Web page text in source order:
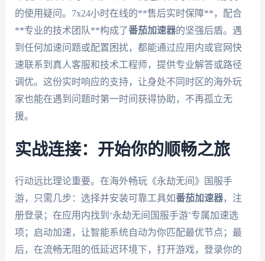
的使用疑问。7x24小时在线的**售后实时保障**，配合
**专业的技术团队**构成了番茄加速器的坚强后盾。遇
到任何加速问题或配置困扰，都能通过应用内或官网快
速联系到真人客服和技术工程师，提供专业解答或路径
调优。这份实时响应的支持，让身处不同时区的海外玩
家也能在遇到问题时第一时间获得协助，不再孤立无
援。
实战连接：开始你的顺畅之旅
行动远比理论重要。在海外畅玩《永劫无间》国服手
游，只需几步：选择并安装可靠工具如番茄加速器，注
册登录；在应用内找到‘永劫无间国服手游’专属加速选
项；启动加速，让智能系统自动为你匹配最优节点；最
后，在流畅无阻的低延迟环境下，打开游戏，登录你的